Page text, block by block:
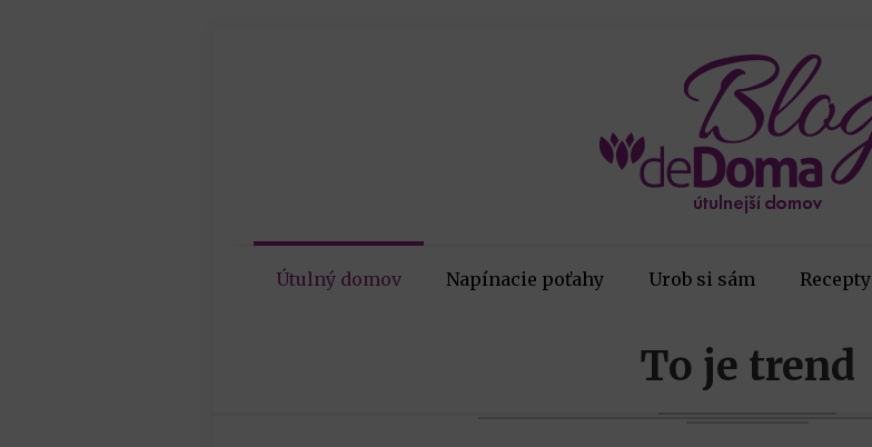
Útulný domov Napínacie poťahy Urob si sám Recepty
To je trend